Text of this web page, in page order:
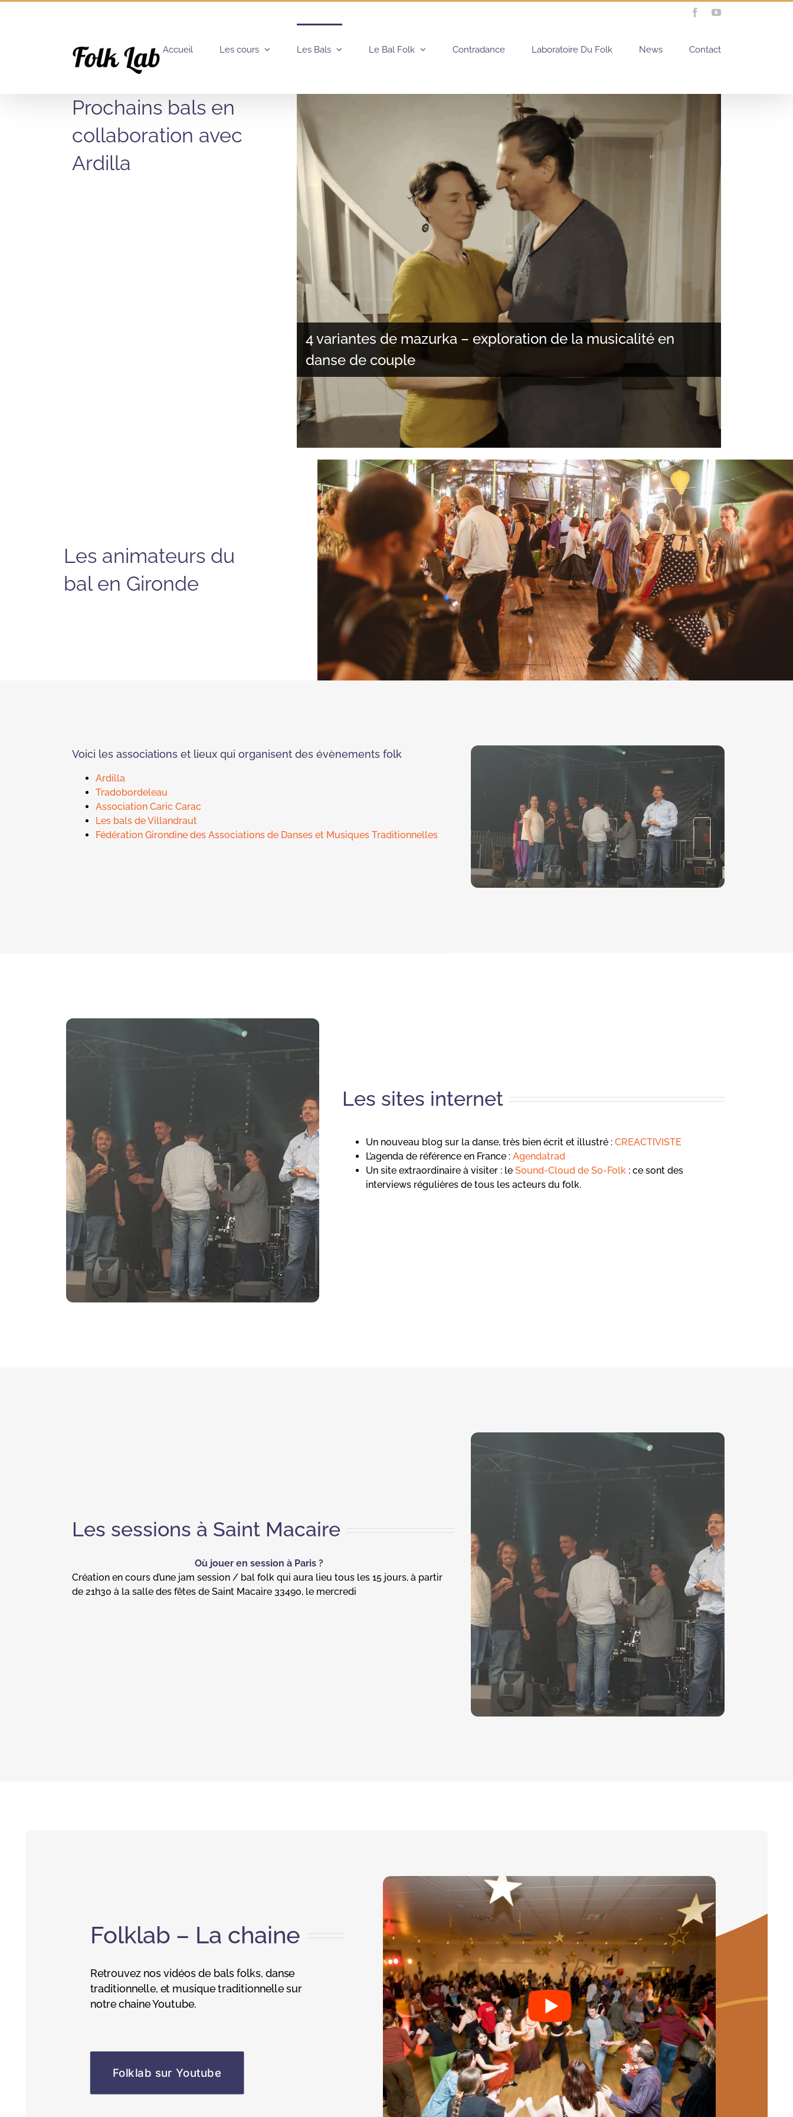
FacebookYouTube
Accueil Les cours Les Bals Le Bal Folk Contradance Laboratoire Du Folk News Contact
Prochains bals en
collaboration avec
Ardilla
4 variantes de mazurka – exploration de la musicalité en
danse de couple
Les animateurs du
bal en Gironde
Voici les associations et lieux qui organisent des évènements folk
Ardilla
Tradobordeleau
Association Caric Carac
Les bals de Villandraut
Fédération Girondine des Associations de Danses et Musiques Traditionnelles
Les sites internet
Un nouveau blog sur la danse, très bien écrit et illustré : CREACTIVISTE
L’agenda de référence en France : Agendatrad
Un site extraordinaire à visiter : le Sound-Cloud de So-Folk : ce sont des
interviews régulières de tous les acteurs du folk.
Les sessions à Saint Macaire
Où jouer en session à Paris ?
Création en cours d’une jam session / bal folk qui aura lieu tous les 15 jours, à partir
de 21h30 à la salle des fêtes de Saint Macaire 33490, le mercredi
Folklab – La chaine
Retrouvez nos vidéos de bals folks, danse
traditionnelle, et musique traditionnelle sur
notre chaine Youtube.
Folklab sur Youtube